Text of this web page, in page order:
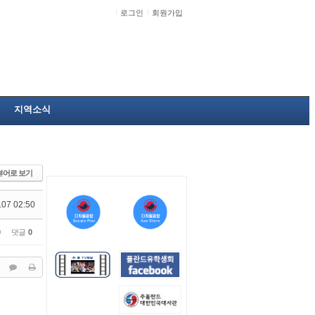
로그인 회원가입
지역소식
어로 보기
02:50
댓글 0